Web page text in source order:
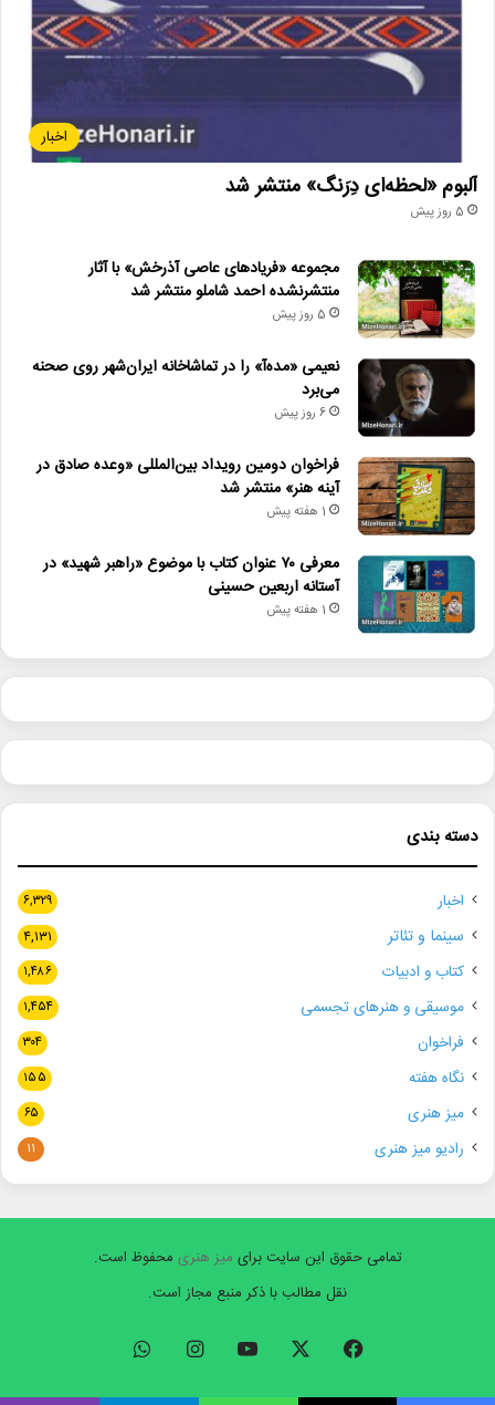
اخبار
آلبوم «لحظه‌ای دِرَنگ» منتشر شد
5 روز پیش
مجموعه «فریادهای عاصی آذرخش» با آثار
منتشرنشده احمد شاملو منتشر شد
5 روز پیش
نعیمی «مده‌آ» را در تماشاخانه ایران‌شهر روی صحنه
می‌برد
6 روز پیش
فراخوان دومین رویداد بین‌المللی «وعده صادق در
آینه هنر» منتشر شد
1 هفته پیش
معرفی ۷۰ عنوان کتاب با موضوع «راهبر شهید» در
آستانه اربعین حسینی
1 هفته پیش
دسته بندی
اخبار ۶,۳۲۹
سینما و تئاتر ۴,۱۳۱
کتاب و ادبیات ۱,۴۸۶
موسیقی و هنرهای تجسمی ۱,۴۵۴
فراخوان ۳۰۴
نگاه هفته ۱۵۵
میز هنری ۶۵
رادیو میز هنری ۱۱
تمامی حقوق این سایت برای میز هنری محفوظ است.
نقل مطالب با ذکر منبع مجاز است.
فیسبوک ایکس یوتیوب اینستاگرام